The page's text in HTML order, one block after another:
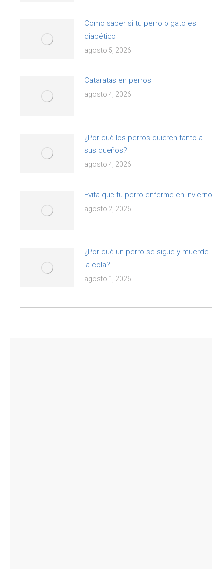
Como saber si tu perro o gato es
diabético
agosto 5, 2026
Cataratas en perros
agosto 4, 2026
¿Por qué los perros quieren tanto a
sus dueños?
agosto 4, 2026
Evita que tu perro enferme en invierno
agosto 2, 2026
¿Por qué un perro se sigue y muerde
la cola?
agosto 1, 2026